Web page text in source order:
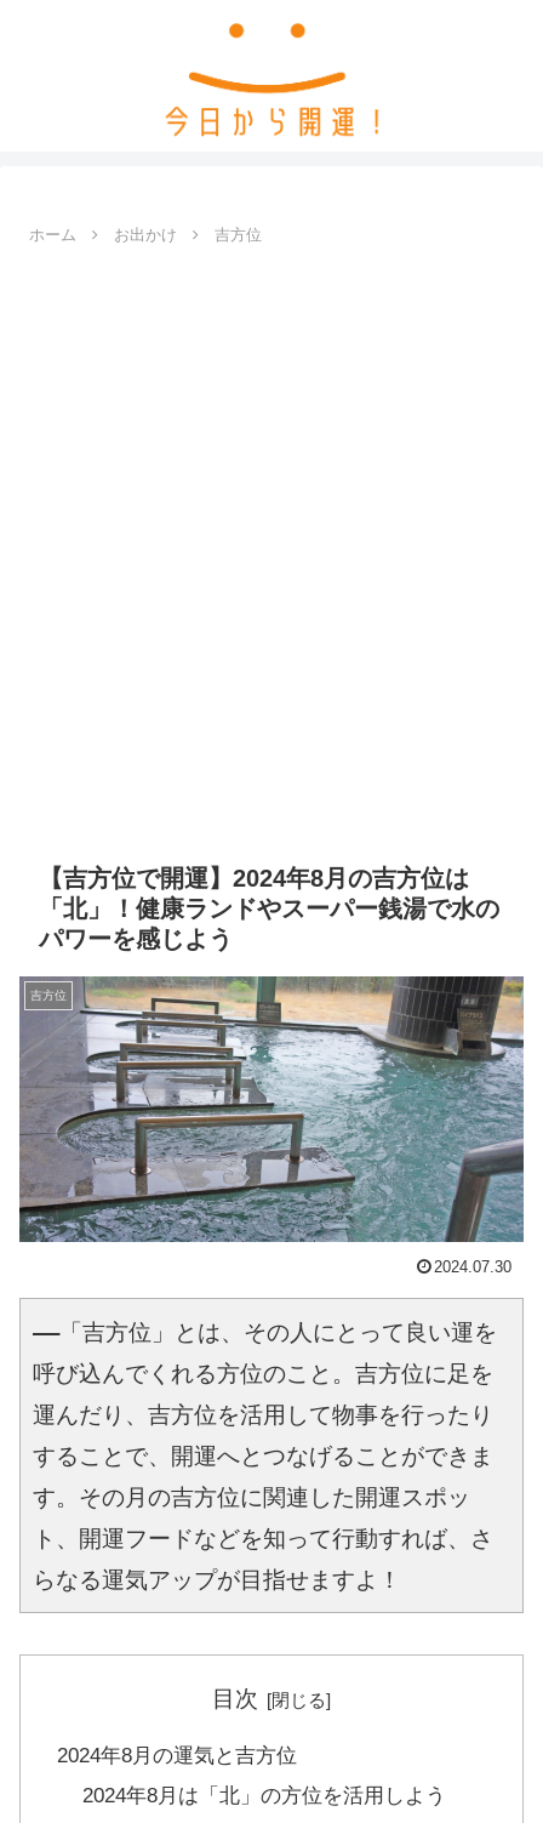
ホーム お出かけ 吉方位
【吉方位で開運】2024年8月の吉方位は
「北」！健康ランドやスーパー銭湯で水の
パワーを感じよう
吉方位
2024.07.30
――「吉方位」とは、その人にとって良い運を
呼び込んでくれる方位のこと。吉方位に足を
運んだり、吉方位を活用して物事を行ったり
することで、開運へとつなげることができま
す。その月の吉方位に関連した開運スポッ
ト、開運フードなどを知って行動すれば、さ
らなる運気アップが目指せますよ！
目次
2024年8月の運気と吉方位
2024年8月は「北」の方位を活用しよう